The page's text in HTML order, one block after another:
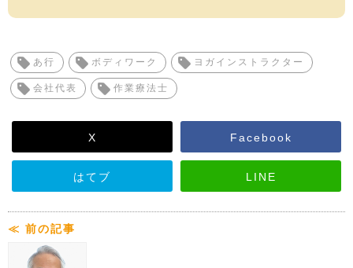
あ行 ボディワーク ヨガインストラクター
会社代表 作業療法士
X Facebook
はてブ LINE
≪ 前の記事